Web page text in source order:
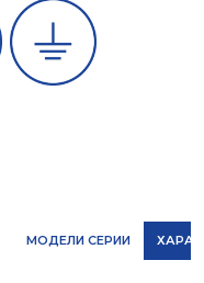
МОДЕЛИ СЕРИИ